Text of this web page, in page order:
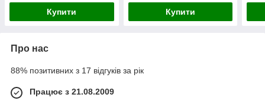
Купити Купити
Про нас
88% позитивних з 17 відгуків за рік
Працює з 21.08.2009